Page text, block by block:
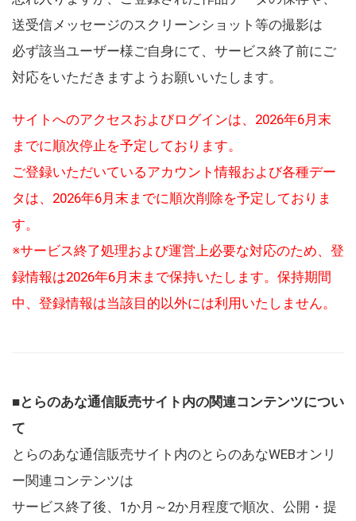
送受信メッセージのスクリーンショット等の撮影は
必ず該当ユーザー様ご自身にて、サービス終了前にご
対応をいただきますようお願いいたします。
サイトへのアクセスおよびログインは、2026年6月末
までに順次停止を予定しております。
ご登録いただいているアカウント情報および各種デー
タは、2026年6月末までに順次削除を予定しておりま
す。
※サービス終了処理および運営上必要な対応のため、登
録情報は2026年6月末まで保持いたします。保持期間
中、登録情報は当該目的以外には利用いたしません。
■とらのあな通信販売サイト内の関連コンテンツについ
て
とらのあな通信販売サイト内のとらのあなWEBオンリ
ー関連コンテンツは
サービス終了後、1か月～2か月程度で順次、公開・提